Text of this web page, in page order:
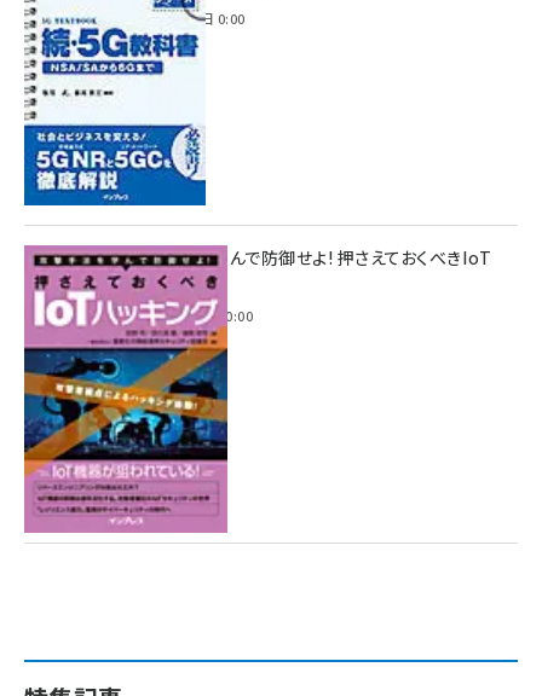
2023年4月3日 0:00
攻撃手法を学んで防御せよ! 押さえておくべきIoT
ハッキング
2022年6月14日 0:00